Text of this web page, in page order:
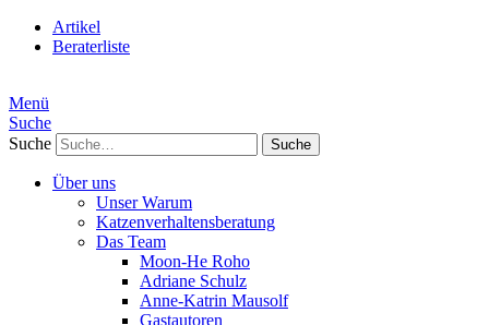
Artikel
Beraterliste
Menü
Suche
Suche
Über uns
Unser Warum
Katzenverhaltensberatung
Das Team
Moon-He Roho
Adriane Schulz
Anne-Katrin Mausolf
Gastautoren